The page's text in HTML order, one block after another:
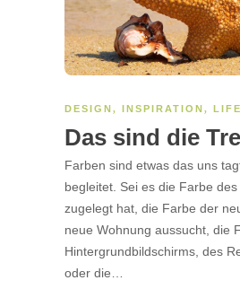
DESIGN, INSPIRATION,
Das sind die
Farben sind etwas das uns
begleitet. Sei es die Farbe
zugelegt hat, die Farbe der
neue Wohnung aussucht, die
Hintergrundbildschirms, des
oder die…